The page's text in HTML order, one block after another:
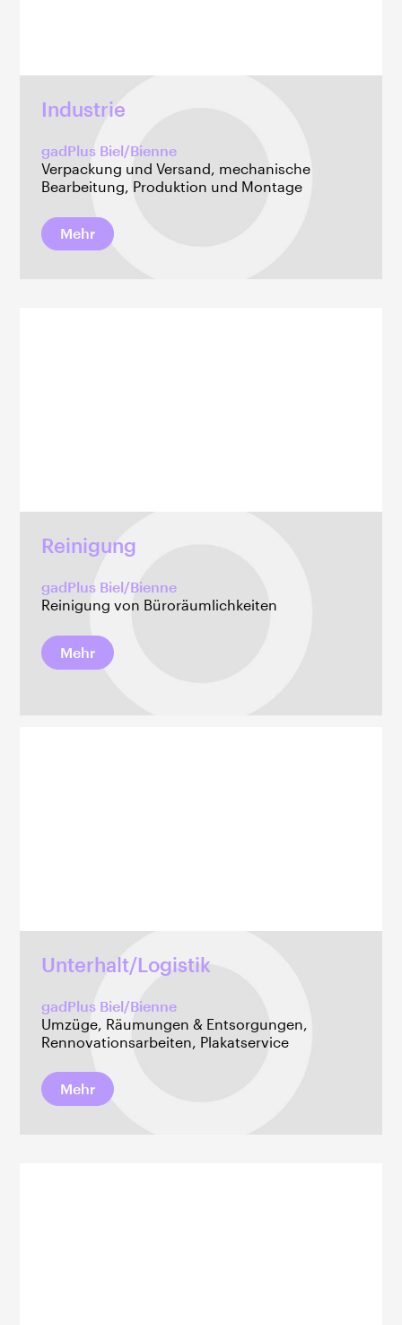
Industrie
gadPlus Biel/Bienne
Verpackung und Versand, mechanische
Bearbeitung, Produktion und Montage
Mehr
Reinigung
gadPlus Biel/Bienne
Reinigung von Büroräumlichkeiten
Mehr
Unterhalt/Logistik
gadPlus Biel/Bienne
Umzüge, Räumungen & Entsorgungen,
Rennovationsarbeiten, Plakatservice
Mehr